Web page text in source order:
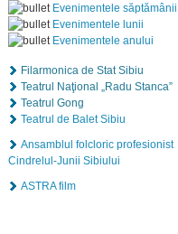
Evenimentele săptămânii
Evenimentele lunii
Evenimentele anului
Filarmonica de Stat Sibiu
Teatrul Naţional „Radu Stanca”
Teatrul Gong
Teatrul de Balet Sibiu
Ansamblul folcloric profesionist
Cindrelul-Junii Sibiului
ASTRA film